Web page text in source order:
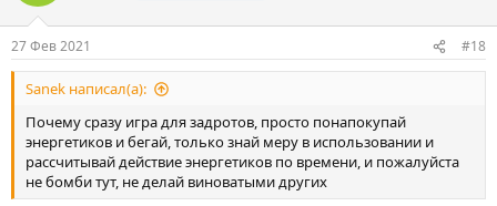
27 Фев 2021 #18
Sanek написал(а):
Почему сразу игра для задротов, просто понапокупай
энергетиков и бегай, только знай меру в использовании и
рассчитывай действие энергетиков по времени, и пожалуйста
не бомби тут, не делай виноватыми других